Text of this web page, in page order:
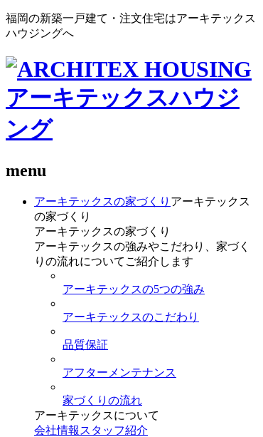
福岡の新築一戸建て・注文住宅はアーキテックス
ハウジングへ
menu
アーキテックスの家づくり アーキテックス
の家づくり
アーキテックスの家づくり
アーキテックスの強みやこだわり、家づく
りの流れについてご紹介します
アーキテックスの5つの強み
アーキテックスのこだわり
品質保証
アフターメンテナンス
家づくりの流れ
アーキテックスについて
会社情報 スタッフ紹介